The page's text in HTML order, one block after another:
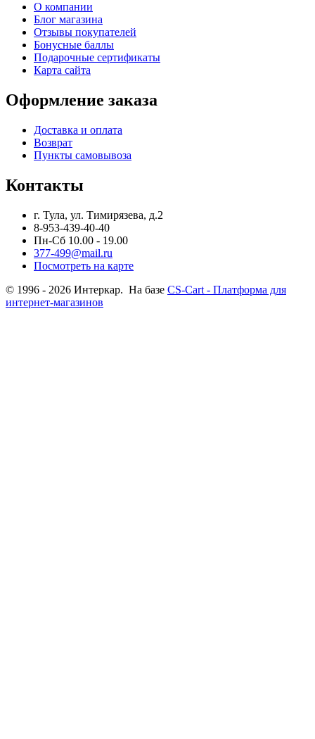
О компании
Блог магазина
Отзывы покупателей
Бонусные баллы
Подарочные сертификаты
Карта сайта
Оформление заказа
Доставка и оплата
Возврат
Пункты самовывоза
Контакты
г. Тула, ул. Тимирязева, д.2
8-953-439-40-40
Пн-Сб 10.00 - 19.00
377-499@mail.ru
Посмотреть на карте
© 1996 - 2026 Интеркар. На базе CS-Cart - Платформа для
интернет-магазинов